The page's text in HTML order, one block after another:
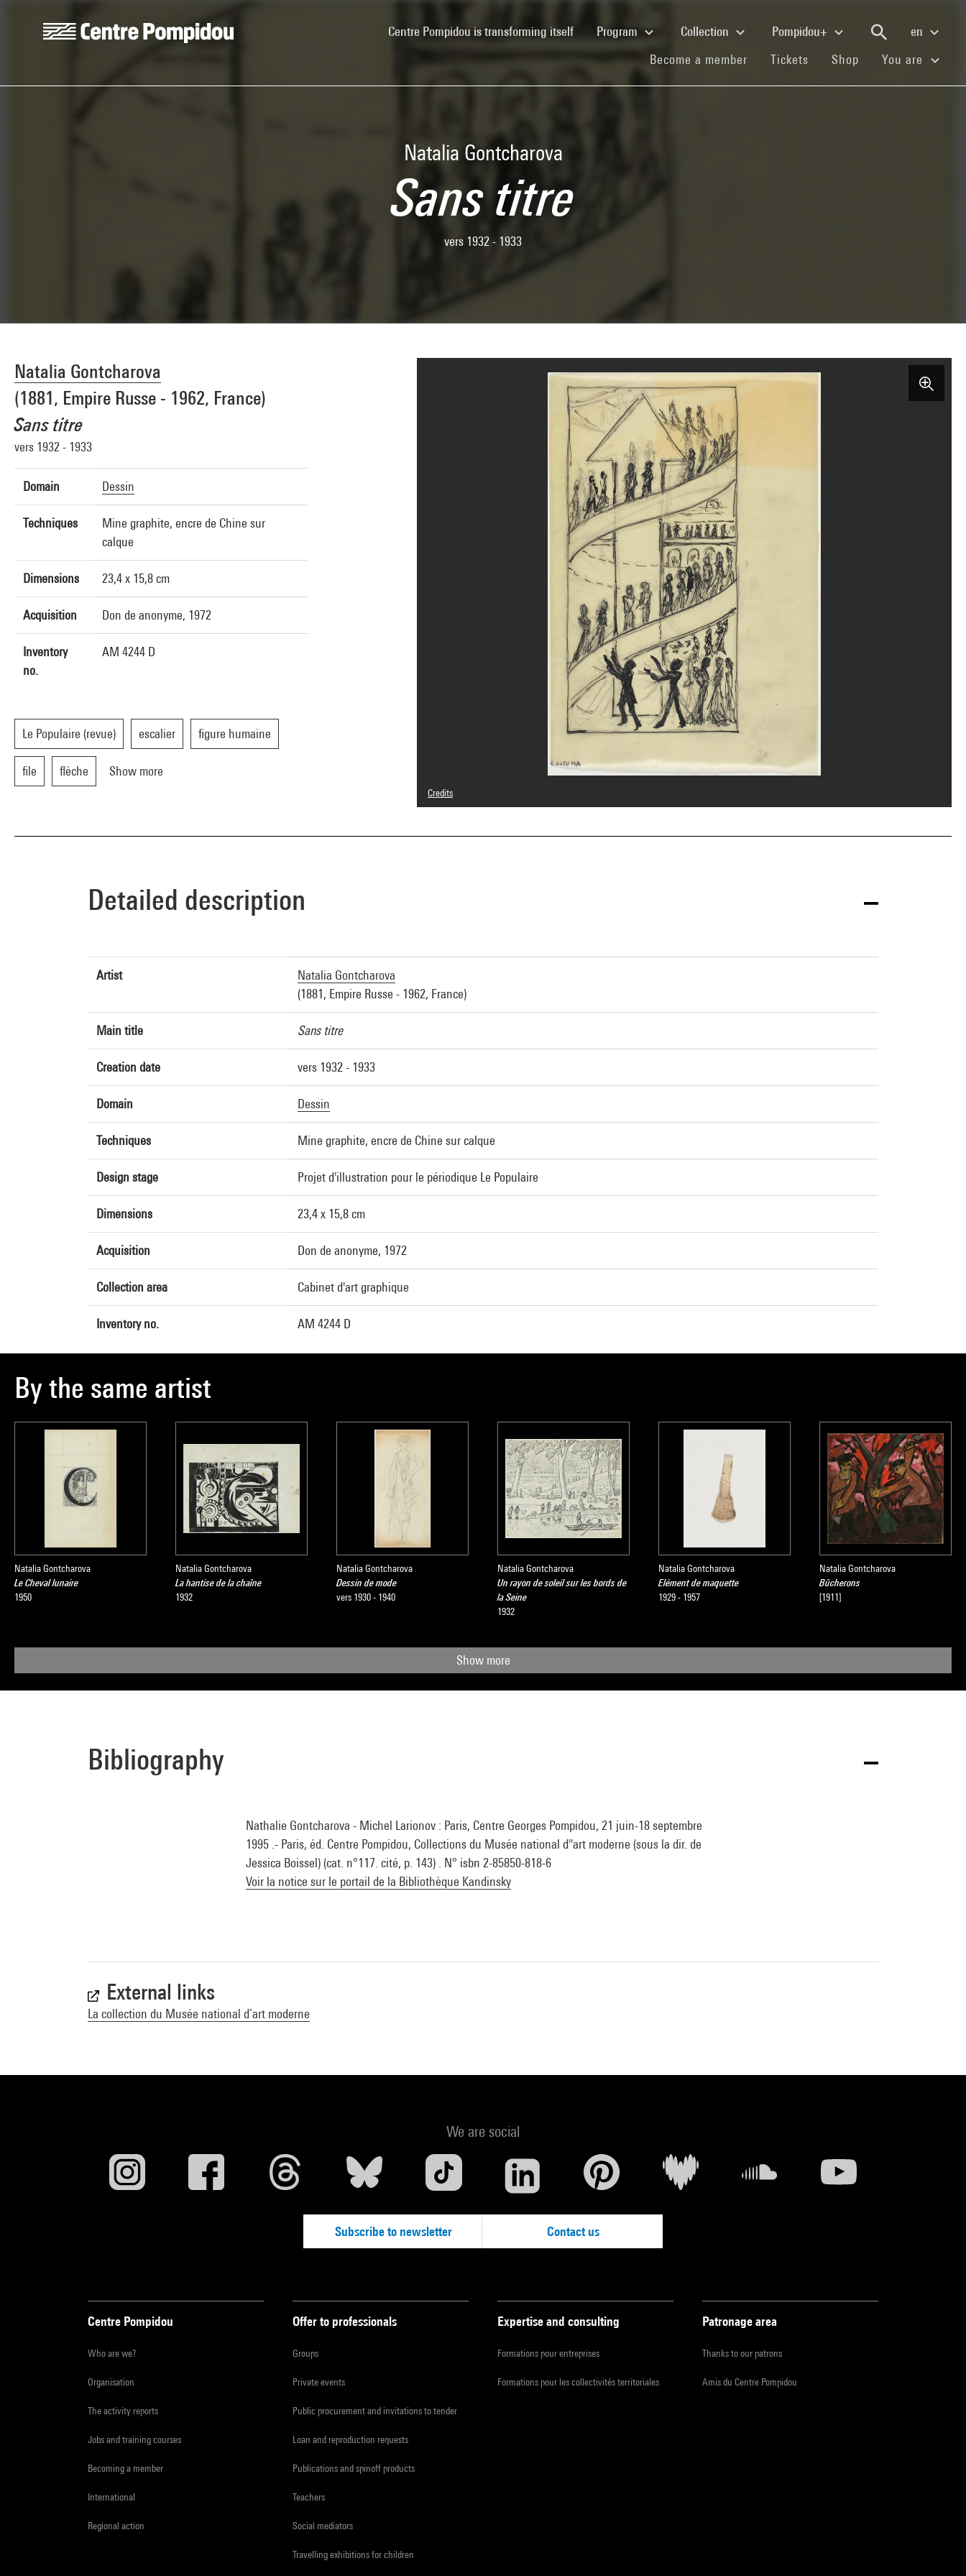
Centre Pompidou is transforming itself(current)Program Collection Pompidou+
en
Become a member (current)
Tickets (current)
Shop (current)You are
Natalia Gontcharova
Sans titre
vers 1932 - 1933
Natalia Gontcharova
(1881, Empire Russe - 1962, France)
Sans titre
vers 1932 - 1933
Domain Dessin
Techniques
Mine graphite, encre de Chine sur
calque
Dimensions 23,4 x 15,8 cm
Acquisition Don de anonyme, 1972
Inventory
no.
AM 4244 D
Le Populaire (revue) escalier figure humaine
file flèche Show more
Credits
© Adagp, Paris
Image reference : 4N73868
Detailed description
Artist
Natalia Gontcharova
(1881, Empire Russe - 1962, France)
Main title Sans titre
Creation date vers 1932 - 1933
Domain Dessin
Techniques Mine graphite, encre de Chine sur calque
Design stage Projet d'illustration pour le périodique Le Populaire
Dimensions 23,4 x 15,8 cm
Acquisition Don de anonyme, 1972
Collection area Cabinet d'art graphique
Inventory no. AM 4244 D
By the same artist
Natalia Gontcharova
Le Cheval lunaire
1950
Natalia Gontcharova
La hantise de la chaîne
1932
Natalia Gontcharova
Dessin de mode
vers 1930 - 1940
Natalia Gontcharova
Un rayon de soleil sur les bords de
la Seine
1932
Natalia Gontcharova
Elément de maquette
1929 - 1957
Natalia Gontcharova
Bûcherons
[1911]
Show more
Bibliography
Nathalie Gontcharova - Michel Larionov : Paris, Centre Georges Pompidou, 21 juin-18 septembre
1995 .- Paris, éd. Centre Pompidou, Collections du Musée national d''art moderne (sous la dir. de
Jessica Boissel) (cat. n°117. cité, p. 143) . N° isbn 2-85850-818-6
Voir la notice sur le portail de la Bibliothèque Kandinsky
External links
La collection du Musée national d’art moderne
We are social
Subscribe to newsletter Contact us
Centre Pompidou
Who are we?
Organisation
The activity reports
Jobs and training courses
Becoming a member
International
Regional action
Offer to professionals
Groups
Private events
Public procurement and invitations to tender
Loan and reproduction requests
Publications and spinoff products
Teachers
Social mediators
Travelling exhibitions for children
Expertise and consulting
Formations pour entreprises
Formations pour les collectivités territoriales
Patronage area
Thanks to our patrons
Amis du Centre Pompidou